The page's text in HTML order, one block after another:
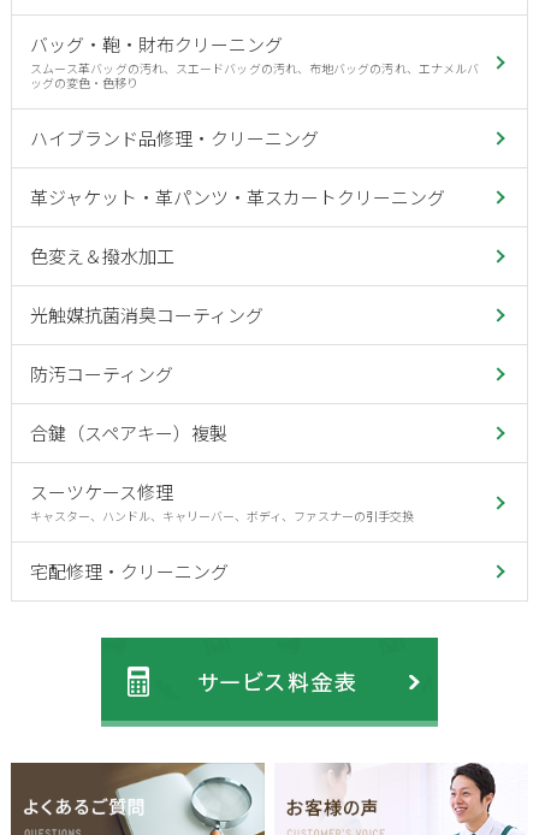
バッグ・鞄・財布クリーニング
スムース革バッグの汚れ、スエードバッグの汚れ、布地バッグの汚れ、エナメルバ
ッグの変色・色移り
ハイブランド品修理・クリーニング
革ジャケット・革パンツ・革スカートクリーニング
色変え＆撥水加工
光触媒抗菌消臭コーティング
防汚コーティング
合鍵（スペアキー）複製
スーツケース修理
キャスター、ハンドル、キャリーバー、ボディ、ファスナーの引手交換
宅配修理・クリーニング